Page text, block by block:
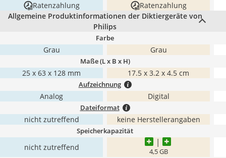
Ratenzahlung
Ratenzahlung
Allgemeine Produktinformationen der Diktiergeräte von
Philips
Farbe
Grau Grau
Maße (L x B x H)
25 x 63 x 128 mm ‎17.5 x 3.2 x 4.5 cm
Aufzeichnung
Analog Digital
Dateiformat
nicht zutreffend keine Herstellerangaben
Speicherkapazität
nicht zutreffend 4,5 GB